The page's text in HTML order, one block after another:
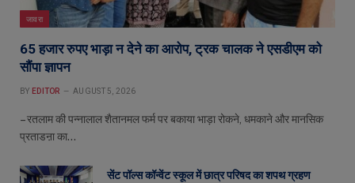
जावरा
65 हजार रुपए भाड़ा न देने का आरोप, ट्रक चालक ने एसडीएम को
सौंपा ज्ञापन
BY EDITOR AUGUST 5, 2026
– रतलाम की पन्नालाल शैतानमल फर्म पर बकाया भाड़ा रोकने, धमकाने और मानसिक
प्रताडऩा का…
सेंट पॉल्स कॉन्वेंट स्कूल में छात्र परिषद का शपथ ग्रहण